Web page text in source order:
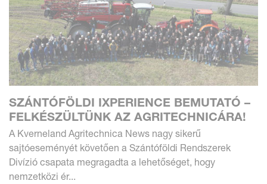
SZÁNTÓFÖLDI IXPERIENCE BEMUTATÓ –
FELKÉSZÜLTÜNK AZ AGRITECHNICÁRA!
A Kverneland Agritechnica News nagy sikerű
sajtóeseményét követően a Szántóföldi Rendszerek
Divízió csapata megragadta a lehetőséget, hogy
nemzetközi ér...